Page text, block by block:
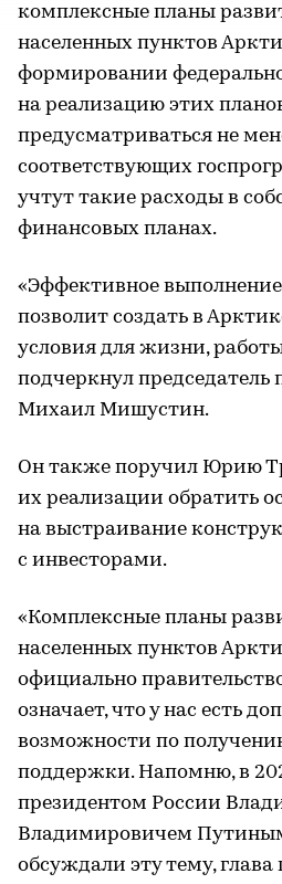
комплексные планы
населенных пунктов
формировании
на реализацию этих
предусматриваться не
соответствующих
учтут такие расходы в
финансовых планах.
«Эффективное
позволит создать в
условия для жизни,
подчеркнул председатель
Михаил Мишустин.
Он также поручил Юрию
их реализации обратить
на выстраивание
с инвесторами.
«Комплексные планы
населенных пунктов
официально
означает, что у нас есть
возможности по
поддержки. Напомню, в
президентом России
Владимировичем
обсуждали эту тему, глава